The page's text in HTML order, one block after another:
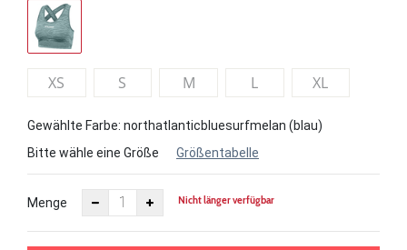
XS S M L XL
Gewählte Farbe: northatlanticbluesurfmelan (blau)
Bitte wähle eine Größe
Größentabelle
Menge Nicht länger verfügbar